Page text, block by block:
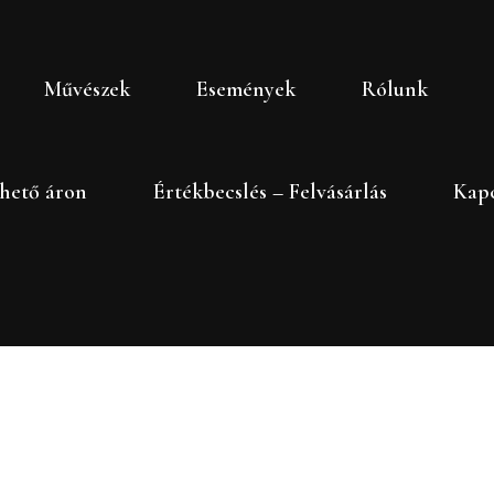
Művészek Események Rólunk
áron Értékbecslés – Felvásárlás